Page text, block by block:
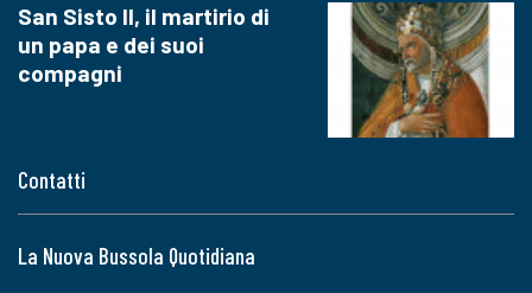
Contatti
La Nuova Bussola Quotidiana
San Sisto II, il martirio di
un papa e dei suoi
compagni